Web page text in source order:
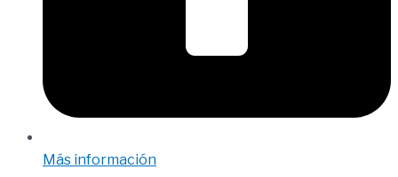
Más información